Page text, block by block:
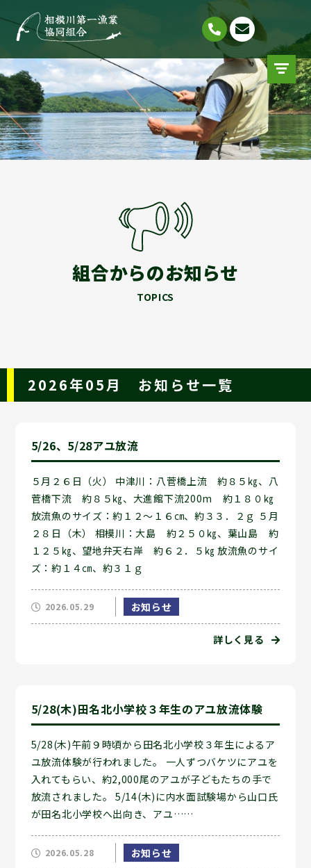
組合からのお知らせ
TOPICS
2026年05月 お知らせ一覧
5/26、5/28アユ放流
５月２６日（火） 中津川：八菅橋上流 約８５㎏、八
菅橋下流 約８５㎏、大進館下流200m 約１８０㎏
放流魚のサイズ：約１２～１６㎝、約３３．２ｇ ５月
２８日（木） 相模川：大島 約２５０㎏、葉山島 約
１２５㎏、望地弁天右岸 約６２．５㎏ 放流魚のサイ
ズ：約１４㎝、約３１ｇ
2026.05.29 お知らせ
詳しく見る
5/28(木)田名北小学校３年生のアユ放流体験
5/28(木)午前９時頃から田名北小学校３年生によるア
ユ放流体験が行われました。 一人ずつバケツにアユを
入れてもらい、約2,000尾のアユが子どもたちの手で
放流されました。 5/14(木)に内水面試験場から山口氏
が田名北小学校へ出向き、アユ……
2026.05.28 お知らせ